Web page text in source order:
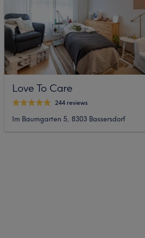
Love To Care
244 reviews
Im Baumgarten 5, 8303 Bassersdorf